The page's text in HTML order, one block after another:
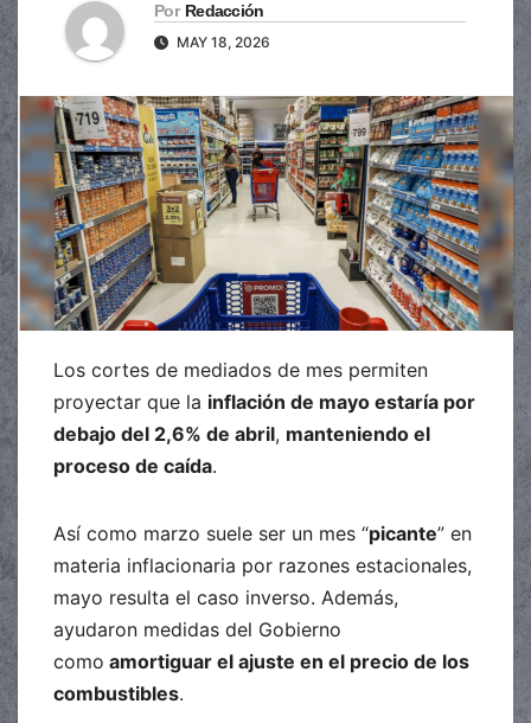
Por Redacción
MAY 18, 2026
Los cortes de mediados de mes permiten
proyectar que la inflación de mayo estaría por
debajo del 2,6% de abril, manteniendo el
proceso de caída.
Así como marzo suele ser un mes “picante” en
materia inflacionaria por razones estacionales,
mayo resulta el caso inverso. Además,
ayudaron medidas del Gobierno
como amortiguar el ajuste en el precio de los
combustibles.